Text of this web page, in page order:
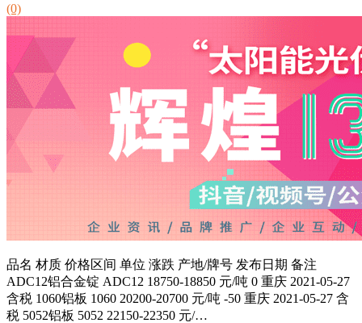
(0)
品名 材质 价格区间 单位 涨跌 产地/牌号 发布日期 备注
ADC12铝合金锭 ADC12 18750-18850 元/吨 0 重庆 2021-05-27
含税 1060铝板 1060 20200-20700 元/吨 -50 重庆 2021-05-27 含
税 5052铝板 5052 22150-22350 元/…